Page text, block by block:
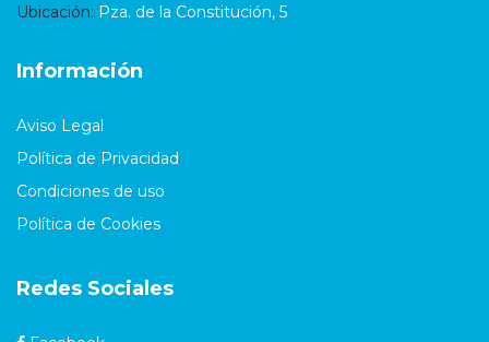
Ubicación: Pza. de la Constitución, 5
Información
Aviso Legal
Política de Privacidad
Condiciones de uso
Política de Cookies
Redes Sociales